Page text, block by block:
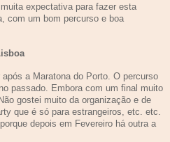
expectativa para fazer esta
com um bom percurso e boa
a Maratona do Porto. O percurso
passado. Embora com um final muito
gostei muito da organização e de
que é só para estrangeiros, etc. etc.
depois em Fevereiro há outra a